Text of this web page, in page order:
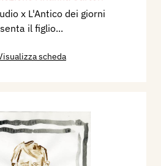
x L'Antico dei giorni
il figlio...
scheda